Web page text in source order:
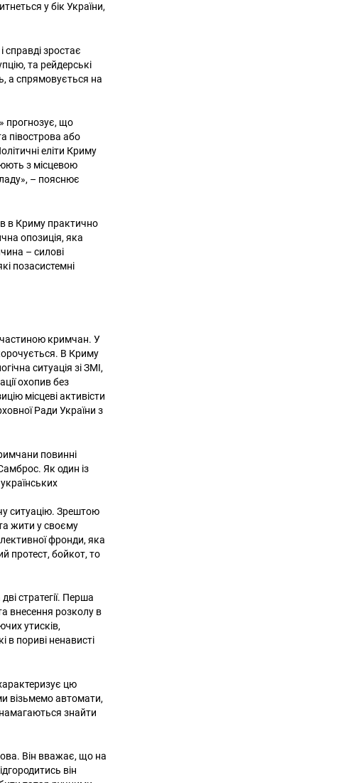
у бік України,
справді зростає
та рейдерські
а спрямовується на
прогнозує, що
півострова або
еліти Криму
з місцевою
– пояснює
в Криму практично
опозиція, яка
– силові
позасистемні
кримчан. У
В Криму
ситуація зі ЗМІ,
охопив без
місцеві активісти
Ради України з
повинні
Як один із
ситуацію. Зрештою
жити у своєму
фронди, яка
протест, бойкот, то
стратегії. Перша
внесення розколу в
утисків,
пориві ненависті
цю
візьмемо автомати,
знайти
Він вважає, що на
він